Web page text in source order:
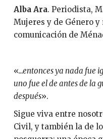
Alba Ara. Periodista,
Mujeres y de Género y
comunicación de
«...entonces ya nada fue
uno fue el de antes de la
después».
Sigue viva entre
Civil, y también la de